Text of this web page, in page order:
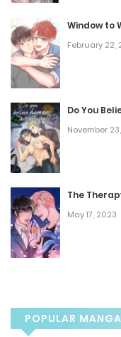
Chapter 131
June 2, 2026
June 2, 2026
Chapter 130.5
June 2, 2026
Chapter 130
Chapter 129.5
Window to
February 22,
Do You
November
The
May 17, 2023
POPULAR MANGA